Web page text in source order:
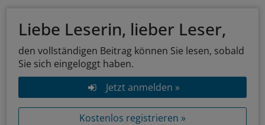
Liebe Leserin, lieber Leser,
den vollständigen Beitrag können Sie lesen, sobald
Sie sich eingeloggt haben.
Jetzt anmelden »
Kostenlos registrieren »